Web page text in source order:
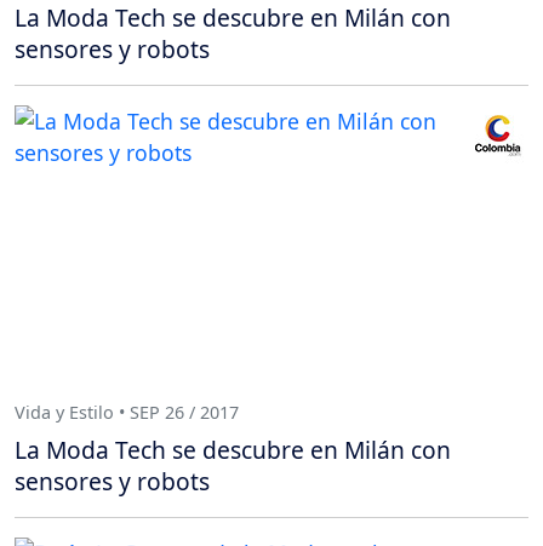
La Moda Tech se descubre en Milán con
sensores y robots
Vida y Estilo • SEP 26 / 2017
La Moda Tech se descubre en Milán con
sensores y robots